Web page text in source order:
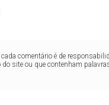
comentário é de
site ou que contenham